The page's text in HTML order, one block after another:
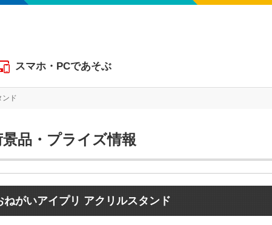
スマホ・PCであそぶ
ンド
景品・プライズ情報
ねがいアイプリ アクリルスタンド